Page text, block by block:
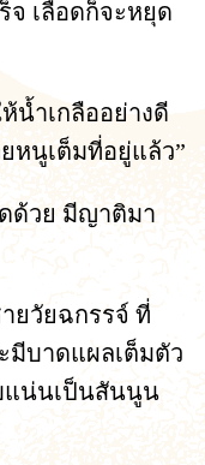
จ เลือดก็จะหยุด
น้ำเกลืออย่างดี
หนูเต็มที่อยู่แล้ว”
ด้วย มีญาติมา
ยวัยฉกรรจ์ ที่
มีบาดแผลเต็มตัว
แน่นเป็นสันนูน